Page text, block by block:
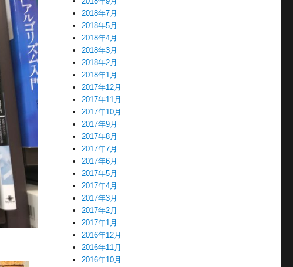
2018年7月
2018年5月
2018年4月
2018年3月
2018年2月
2018年1月
2017年12月
2017年11月
2017年10月
2017年9月
2017年8月
2017年7月
2017年6月
2017年5月
2017年4月
2017年3月
2017年2月
2017年1月
2016年12月
2016年11月
2016年10月